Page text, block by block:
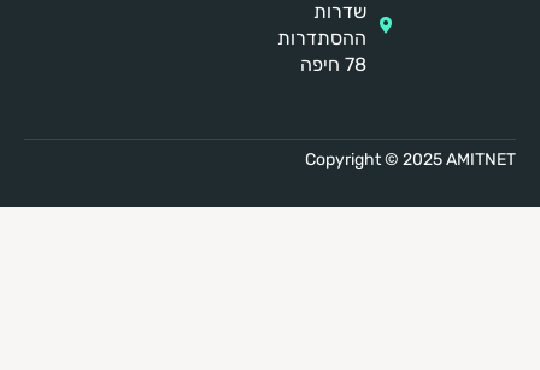
שדרות
ההסתדרות
Copyright © 2025